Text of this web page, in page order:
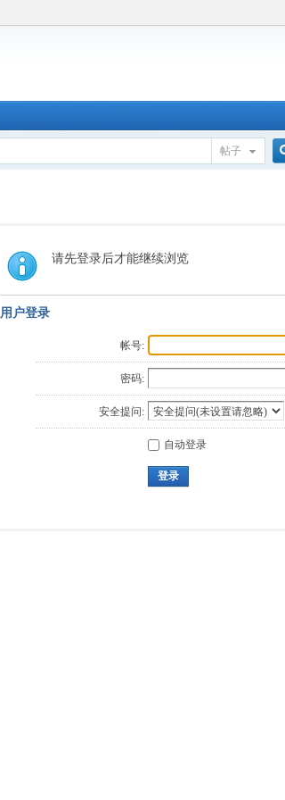
帖子
请先登录后才能继续浏览
用户登录
帐号:
密码:
安全提问:
自动登录
登录